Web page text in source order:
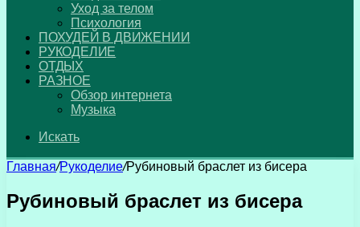
Уход за телом
Психология
ПОХУДЕЙ В ДВИЖЕНИИ
РУКОДЕЛИЕ
ОТДЫХ
РАЗНОЕ
Обзор интернета
Музыка
Искать
Главная/Рукоделие/Рубиновый браслет из бисера
Рубиновый браслет из бисера